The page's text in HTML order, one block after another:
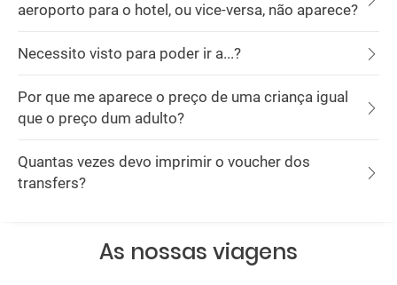
aeroporto para o hotel, ou vice-versa, não aparece?
Necessito visto para poder ir a...?
Por que me aparece o preço de uma criança igual
que o preço dum adulto?
Quantas vezes devo imprimir o voucher dos
transfers?
As nossas viagens